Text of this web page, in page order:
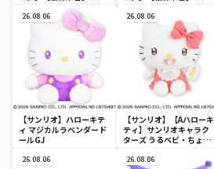
ニメ｢クラスの大嫌いな女
子と結婚することになっ
た｡｣ Trio-Try-iT
Figureー桜森朱音ー
女子と結婚することにな
った。」 Yumemirize
26.08.06
【サンリオ】ハローキテ
ィ マジカルラベンダード
ールGJ
26.08.06
【サンリオ】【Aハローキ
ティ】サンリオキャラク
ターズ うるベビ・ちょい
26.08.06 26.08.06